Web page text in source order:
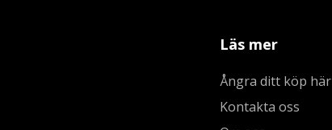
Läs mer
Ångra ditt köp här
Kontakta oss